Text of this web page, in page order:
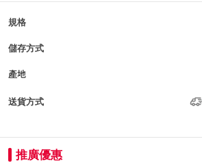
規格
儲存方式
產地
送貨方式
推廣優惠